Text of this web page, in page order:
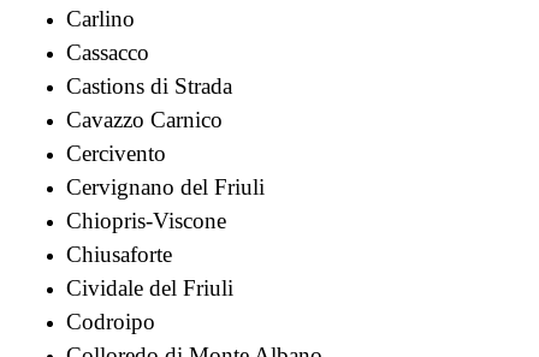
Carlino
Cassacco
Castions di Strada
Cavazzo Carnico
Cercivento
Cervignano del Friuli
Chiopris-Viscone
Chiusaforte
Cividale del Friuli
Codroipo